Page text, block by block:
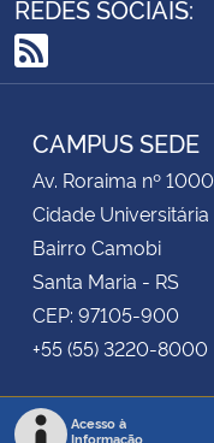
REDES SOCIAIS:
RSS
CAMPUS SEDE
Av. Roraima nº 1000
Cidade Universitária
Bairro Camobi
Santa Maria - RS
CEP: 97105-900
+55 (55) 3220-8000
Acesso à
Informação